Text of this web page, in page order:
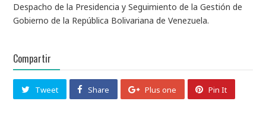
Despacho de la Presidencia y Seguimiento de la Gestión de
Gobierno de la República Bolivariana de Venezuela.
Compartir
Tweet Share Plus one Pin It